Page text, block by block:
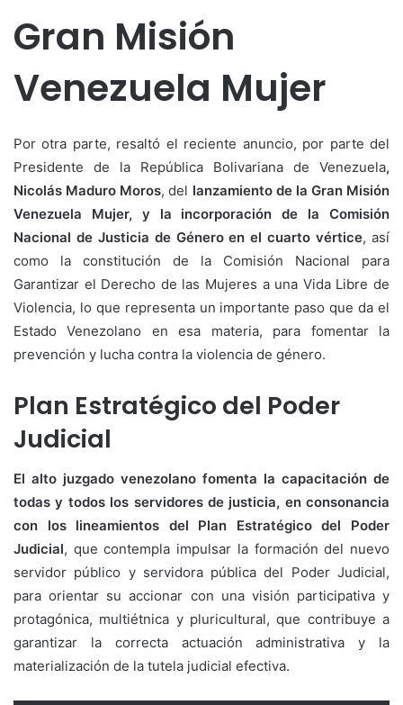
Gran Misión
Venezuela Mujer
Por otra parte, resaltó el reciente anuncio, por parte del
Presidente de la República Bolivariana de Venezuela,
Nicolás Maduro Moros, del lanzamiento de la Gran Misión
Venezuela Mujer, y la incorporación de la Comisión
Nacional de Justicia de Género en el cuarto vértice, así
como la constitución de la Comisión Nacional para
Garantizar el Derecho de las Mujeres a una Vida Libre de
Violencia, lo que representa un importante paso que da el
Estado Venezolano en esa materia, para fomentar la
prevención y lucha contra la violencia de género.
Plan Estratégico del Poder
Judicial
El alto juzgado venezolano fomenta la capacitación de
todas y todos los servidores de justicia, en consonancia
con los lineamientos del Plan Estratégico del Poder
Judicial, que contempla impulsar la formación del nuevo
servidor público y servidora pública del Poder Judicial,
para orientar su accionar con una visión participativa y
protagónica, multiétnica y pluricultural, que contribuye a
garantizar la correcta actuación administrativa y la
materialización de la tutela judicial efectiva.